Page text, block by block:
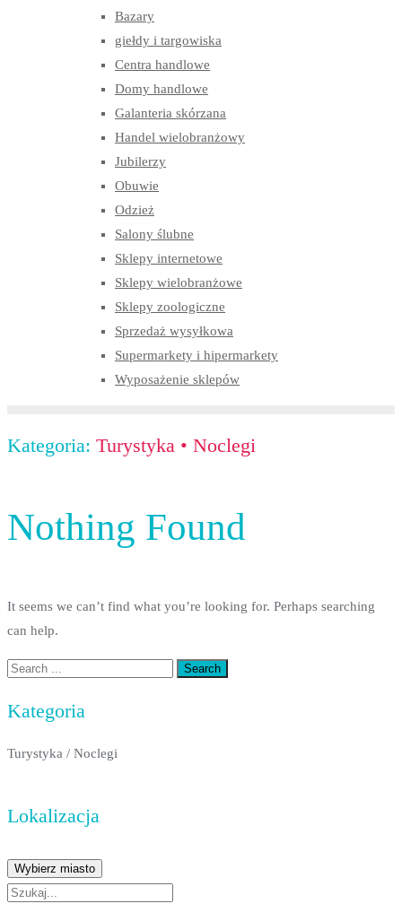
Bazary
giełdy i targowiska
Centra handlowe
Domy handlowe
Galanteria skórzana
Handel wielobranżowy
Jubilerzy
Obuwie
Odzież
Salony ślubne
Sklepy internetowe
Sklepy wielobranżowe
Sklepy zoologiczne
Sprzedaż wysyłkowa
Supermarkety i hipermarkety
Wyposażenie sklepów
Kategoria: Turystyka • Noclegi
Nothing Found
It seems we can’t find what you’re looking for. Perhaps searching
can help.
Kategoria
Turystyka / Noclegi
Lokalizacja
Wybierz miasto